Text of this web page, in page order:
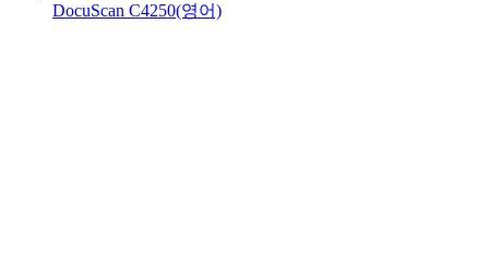
DocuScan C4250(영어)